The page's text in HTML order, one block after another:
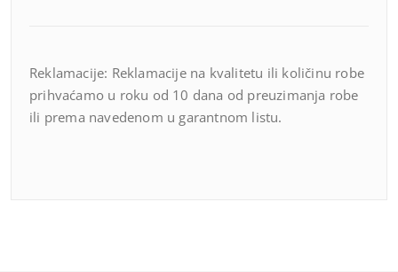
Reklamacije: Reklamacije na kvalitetu ili količinu robe
prihvaćamo u roku od 10 dana od preuzimanja robe
ili prema navedenom u garantnom listu.